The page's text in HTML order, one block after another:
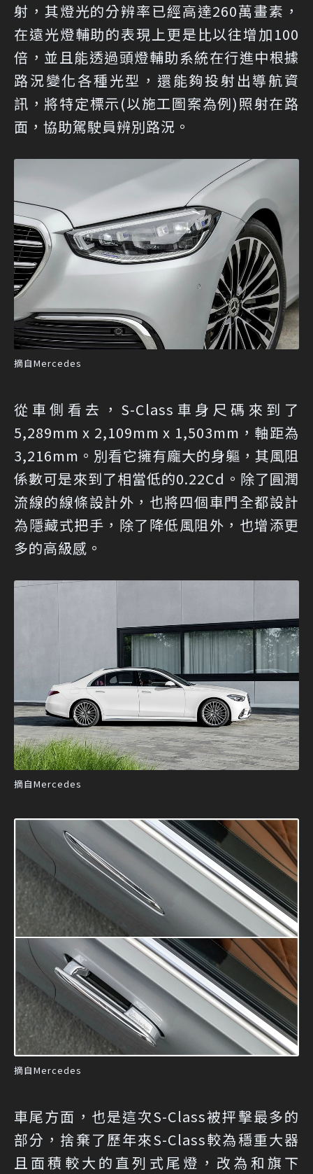
射，其燈光的分辨率已經高達260萬畫素，
在遠光燈輔助的表現上更是比以往增加100
倍，並且能透過頭燈輔助系統在行進中根據
路況變化各種光型，還能夠投射出導航資
訊，將特定標示(以施工圖案為例)照射在路
面，協助駕駛員辨別路況。
摘自Mercedes
從車側看去，S-Class車身尺碼來到了
5,289mm x 2,109mm x 1,503mm，軸距為
3,216mm。別看它擁有龐大的身軀，其風阻
係數可是來到了相當低的0.22Cd。除了圓潤
流線的線條設計外，也將四個車門全都設計
為隱藏式把手，除了降低風阻外，也增添更
多的高級感。
摘自Mercedes
摘自Mercedes
車尾方面，也是這次S-Class被抨擊最多的
部分，捨棄了歷年來S-Class較為穩重大器
且面積較大的直列式尾燈，改為和旗下